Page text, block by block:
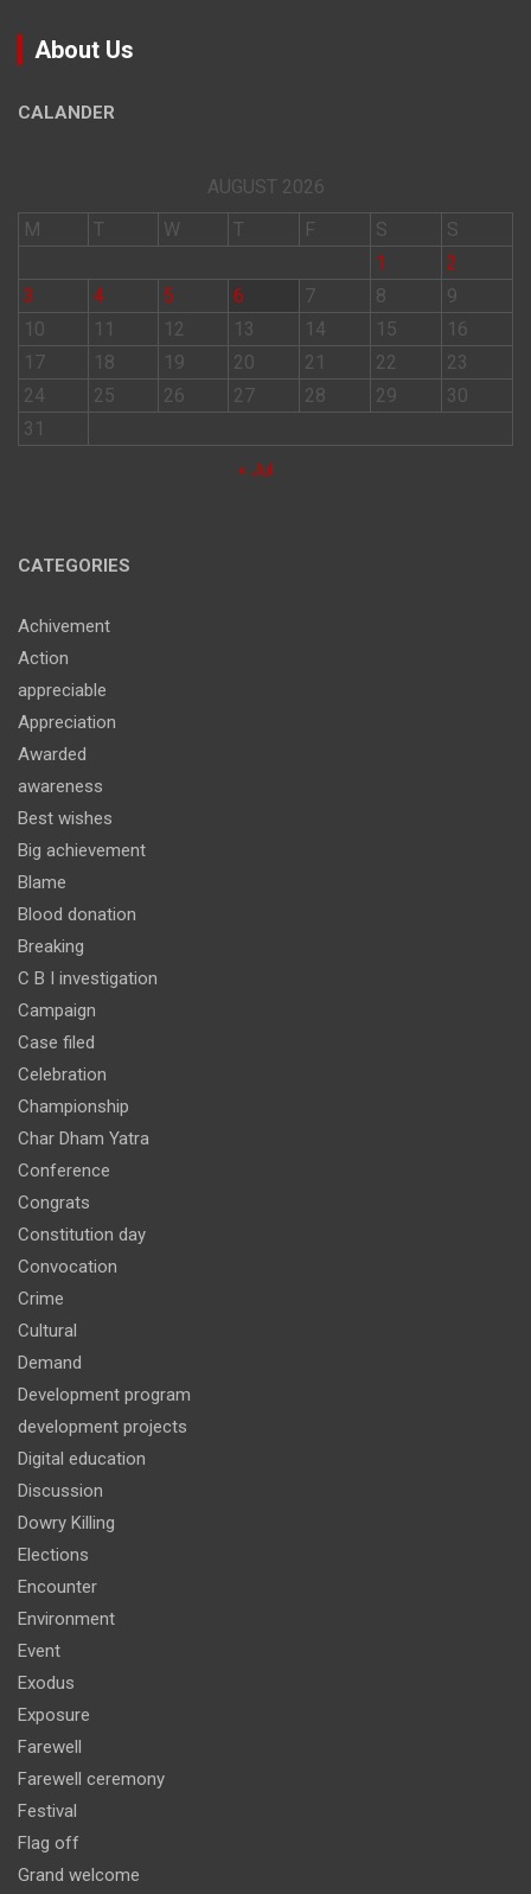
About Us
CALANDER
AUGUST 2026
M
T W T F S
S
1
2
3
4 5 6 7 8
9
10
11 12 13 14 15
16
17
18 19 20 21 22
23
24
25 26 27 28 29
30
31
« Jul
CATEGORIES
Achivement
Action
appreciable
Appreciation
Awarded
awareness
Best wishes
Big achievement
Blame
Blood donation
Breaking
C B I investigation
Campaign
Case filed
Celebration
Championship
Char Dham Yatra
Conference
Congrats
Constitution day
Convocation
Crime
Cultural
Demand
Development program
development projects
Digital education
Discussion
Dowry Killing
Elections
Encounter
Environment
Event
Exodus
Exposure
Farewell
Farewell ceremony
Festival
Flag off
Grand welcome